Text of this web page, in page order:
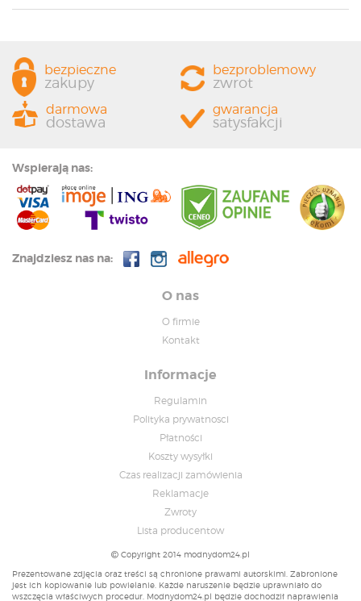
bezpieczne
zakupy
bezproblemowy
zwrot
darmowa
dostawa
gwarancja
satysfakcji
Wspierają nas:
Znajdziesz nas na:
O nas
O firmie
Kontakt
Informacje
Regulamin
Polityka prywatnosci
Płatności
Koszty wysyłki
Czas realizacji zamówienia
Reklamacje
Zwroty
Lista producentow
Copyright 2014 modnydom24.pl
Prezentowane zdjęcia oraz treści są chronione prawami autorskimi. Zabronione
jest ich kopiowanie lub powielanie. Każde naruszenie będzie uprawniało do
wszczęcia właściwych procedur. Modnydom24.pl będzie dochodził naprawienia